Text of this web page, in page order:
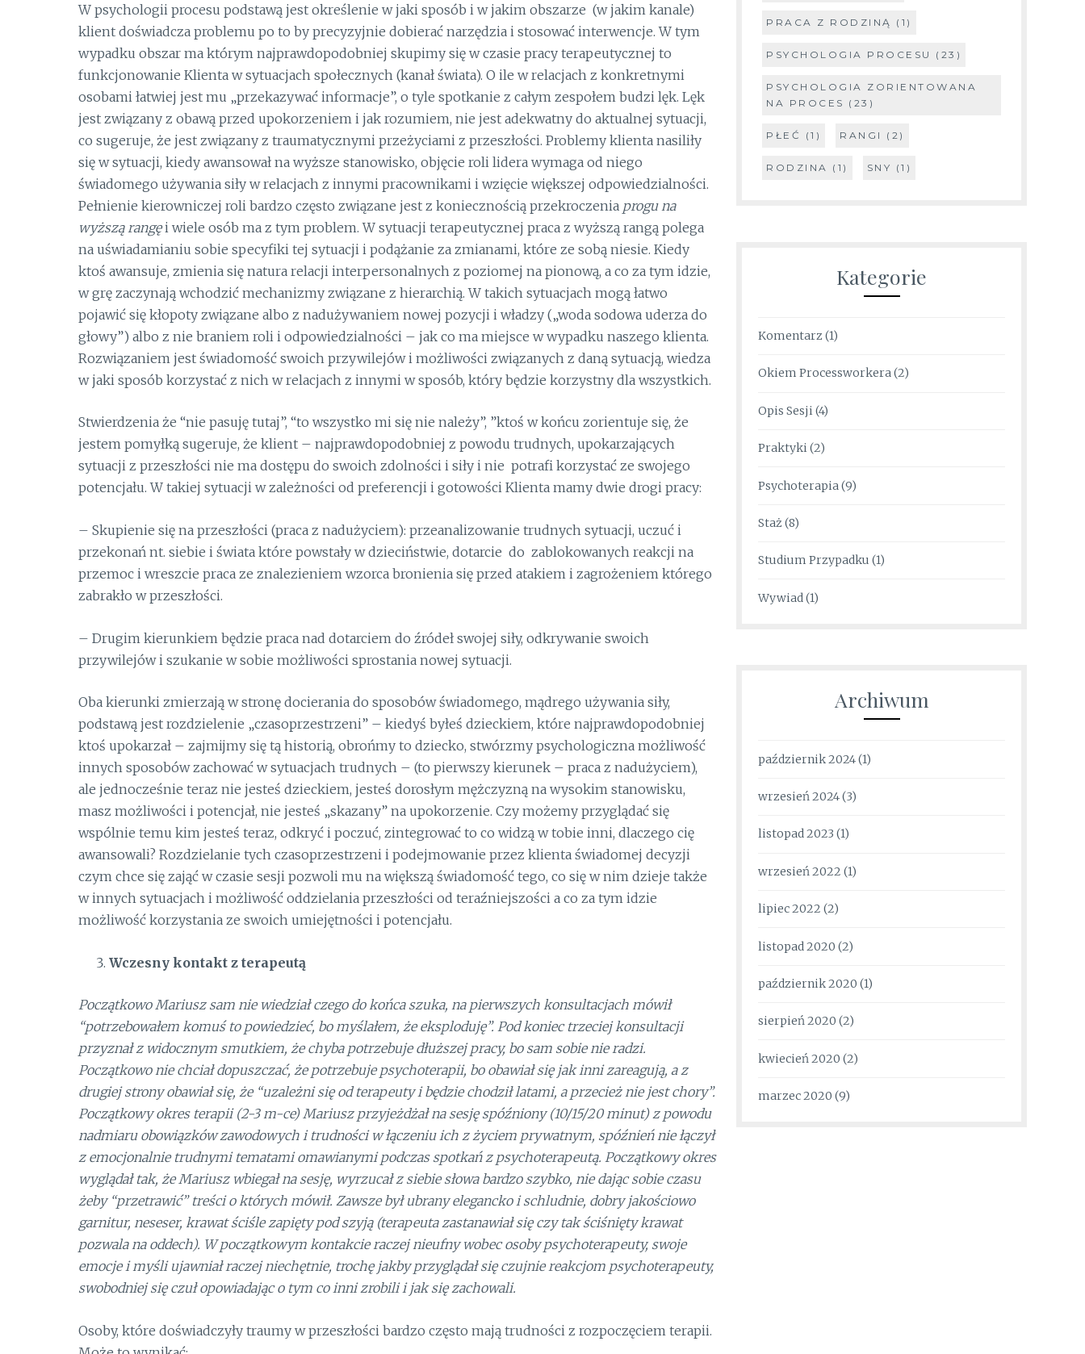
W psychologii procesu podstawą jest określenie w jaki sposób i w jakim obszarze (w jakim kanale)
klient doświadcza problemu po to by precyzyjnie dobierać narzędzia i stosować interwencje. W tym
wypadku obszar ma którym najprawdopodobniej skupimy się w czasie pracy terapeutycznej to
funkcjonowanie Klienta w sytuacjach społecznych (kanał świata). O ile w relacjach z konkretnymi
osobami łatwiej jest mu „przekazywać informacje”, o tyle spotkanie z całym zespołem budzi lęk. Lęk
jest związany z obawą przed upokorzeniem i jak rozumiem, nie jest adekwatny do aktualnej sytuacji,
co sugeruje, że jest związany z traumatycznymi przeżyciami z przeszłości. Problemy klienta nasiliły
się w sytuacji, kiedy awansował na wyższe stanowisko, objęcie roli lidera wymaga od niego
świadomego używania siły w relacjach z innymi pracownikami i wzięcie większej odpowiedzialności.
Pełnienie kierowniczej roli bardzo często związane jest z koniecznością przekroczenia progu na
wyższą rangęi wiele osób ma z tym problem. W sytuacji terapeutycznej praca z wyższą rangą polega
na uświadamianiu sobie specyfiki tej sytuacji i podążanie za zmianami, które ze sobą niesie. Kiedy
ktoś awansuje, zmienia się natura relacji interpersonalnych z poziomej na pionową, a co za tym idzie,
w grę zaczynają wchodzić mechanizmy związane z hierarchią. W takich sytuacjach mogą łatwo
pojawić się kłopoty związane albo z nadużywaniem nowej pozycji i władzy („woda sodowa uderza do
głowy”) albo z nie braniem roli i odpowiedzialności – jak co ma miejsce w wypadku naszego klienta.
Rozwiązaniem jest świadomość swoich przywilejów i możliwości związanych z daną sytuacją, wiedza
w jaki sposób korzystać z nich w relacjach z innymi w sposób, który będzie korzystny dla wszystkich.
Stwierdzenia że “nie pasuję tutaj”, “to wszystko mi się nie należy”, ”ktoś w końcu zorientuje się, że
jestem pomyłką sugeruje, że klient – najprawdopodobniej z powodu trudnych, upokarzających
sytuacji z przeszłości nie ma dostępu do swoich zdolności i siły i nie potrafi korzystać ze swojego
potencjału. W takiej sytuacji w zależności od preferencji i gotowości Klienta mamy dwie drogi pracy:
– Skupienie się na przeszłości (praca z nadużyciem): przeanalizowanie trudnych sytuacji, uczuć i
przekonań nt. siebie i świata które powstały w dzieciństwie, dotarcie do zablokowanych reakcji na
przemoc i wreszcie praca ze znalezieniem wzorca bronienia się przed atakiem i zagrożeniem którego
zabrakło w przeszłości.
– Drugim kierunkiem będzie praca nad dotarciem do źródeł swojej siły, odkrywanie swoich
przywilejów i szukanie w sobie możliwości sprostania nowej sytuacji.
Oba kierunki zmierzają w stronę docierania do sposobów świadomego, mądrego używania siły,
podstawą jest rozdzielenie „czasoprzestrzeni” – kiedyś byłeś dzieckiem, które najprawdopodobniej
ktoś upokarzał – zajmijmy się tą historią, obrońmy to dziecko, stwórzmy psychologiczna możliwość
innych sposobów zachować w sytuacjach trudnych – (to pierwszy kierunek – praca z nadużyciem),
ale jednocześnie teraz nie jesteś dzieckiem, jesteś dorosłym mężczyzną na wysokim stanowisku,
masz możliwości i potencjał, nie jesteś „skazany” na upokorzenie. Czy możemy przyglądać się
wspólnie temu kim jesteś teraz, odkryć i poczuć, zintegrować to co widzą w tobie inni, dlaczego cię
awansowali? Rozdzielanie tych czasoprzestrzeni i podejmowanie przez klienta świadomej decyzji
czym chce się zająć w czasie sesji pozwoli mu na większą świadomość tego, co się w nim dzieje także
w innych sytuacjach i możliwość oddzielania przeszłości od teraźniejszości a co za tym idzie
możliwość korzystania ze swoich umiejętności i potencjału.
Wczesny kontakt z terapeutą
Początkowo Mariusz sam nie wiedział czego do końca szuka, na pierwszych konsultacjach mówił
“potrzebowałem komuś to powiedzieć, bo myślałem, że eksploduję”. Pod koniec trzeciej konsultacji
przyznał z widocznym smutkiem, że chyba potrzebuje dłuższej pracy, bo sam sobie nie radzi.
Początkowo nie chciał dopuszczać, że potrzebuje psychoterapii, bo obawiał się jak inni zareagują, a z
drugiej strony obawiał się, że “uzależni się od terapeuty i będzie chodził latami, a przecież nie jest chory”.
Początkowy okres terapii (2-3 m-ce) Mariusz przyjeżdżał na sesję spóźniony (10/15/20 minut) z powodu
nadmiaru obowiązków zawodowych i trudności w łączeniu ich z życiem prywatnym, spóźnień nie łączył
z emocjonalnie trudnymi tematami omawianymi podczas spotkań z psychoterapeutą. Początkowy okres
wyglądał tak, że Mariusz wbiegał na sesję, wyrzucał z siebie słowa bardzo szybko, nie dając sobie czasu
żeby “przetrawić” treści o których mówił. Zawsze był ubrany elegancko i schludnie, dobry jakościowo
garnitur, neseser, krawat ściśle zapięty pod szyją (terapeuta zastanawiał się czy tak ściśnięty krawat
pozwala na oddech). W początkowym kontakcie raczej nieufny wobec osoby psychoterapeuty, swoje
emocje i myśli ujawniał raczej niechętnie, trochę jakby przyglądał się czujnie reakcjom psychoterapeuty,
swobodniej się czuł opowiadając o tym co inni zrobili i jak się zachowali.
Osoby, które doświadczyły traumy w przeszłości bardzo często mają trudności z rozpoczęciem terapii.
PRACA Z RODZINĄ (1)
PSYCHOLOGIA PROCESU (23)
PSYCHOLOGIA ZORIENTOWANA
NA PROCES (23)
PŁEĆ (1) RANGI (2)
RODZINA (1) SNY (1)
Kategorie
Komentarz (1)
Okiem Processworkera(2)
Opis Sesji(4)
Praktyki(2)
Psychoterapia (9)
Staż (8)
Studium Przypadku (1)
Wywiad(1)
Archiwum
październik 2024(1)
wrzesień 2024(3)
listopad 2023 (1)
wrzesień 2022 (1)
lipiec 2022 (2)
listopad 2020 (2)
październik 2020 (1)
sierpień 2020 (2)
kwiecień 2020 (2)
marzec 2020 (9)